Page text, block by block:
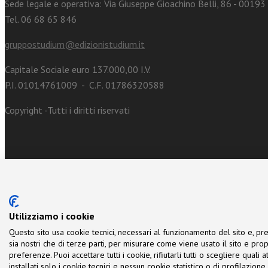
Sede legale e operativa: Via Giuseppe Gioachino Belli, 86 - 00193
Tel. 06 68 65 846
gruppostudium@edizionistudium.it
Capitale Sociale euro 137.000,00 I.V.
P.I. 01014761009 - C.F. 01786320588
Copyright -Tutti i diritti riservati
Utilizziamo i cookie
Questo sito usa cookie tecnici, necessari al funzionamento del sito e,
sia nostri che di terze parti, per misurare come viene usato il sito e
preferenze. Puoi accettare tutti i cookie, rifiutarli tutti o scegliere quali